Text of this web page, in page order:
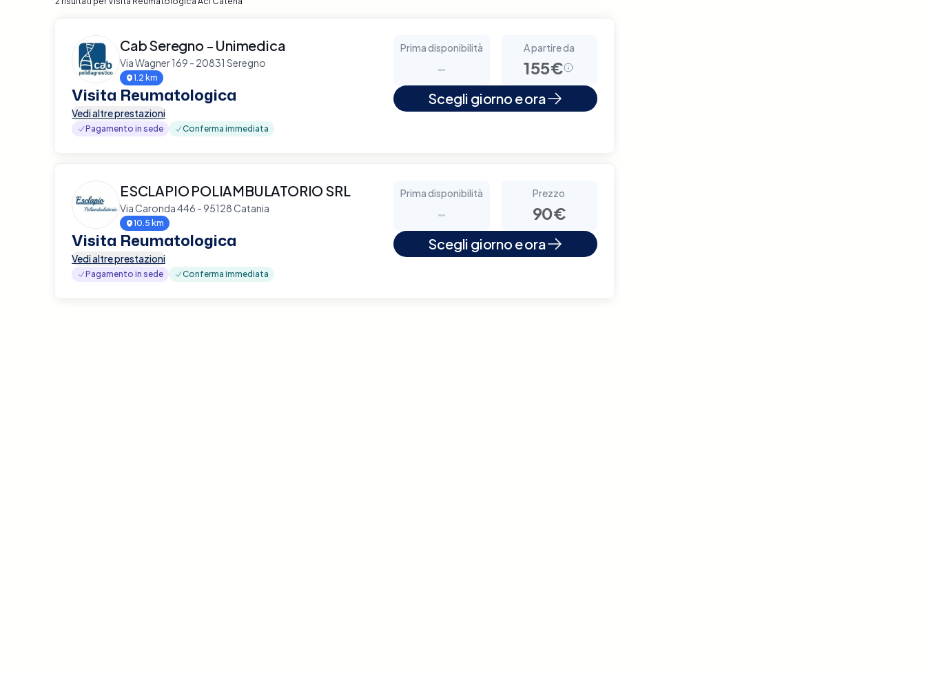
Cab Seregno - Unimedica
Via Wagner 169 - 20831 Seregno
1.2 km
Visita Reumatologica
Vedi altre prestazioni
Pagamento in sede Conferma immediata
Prima disponibilità
-
A partire da
155€
Scegli giorno e ora
ESCLAPIO POLIAMBULATORIO SRL
Via Caronda 446 - 95128 Catania
10.5 km
Visita Reumatologica
Vedi altre prestazioni
Pagamento in sede Conferma immediata
Prima disponibilità
-
Prezzo
90€
Scegli giorno e ora